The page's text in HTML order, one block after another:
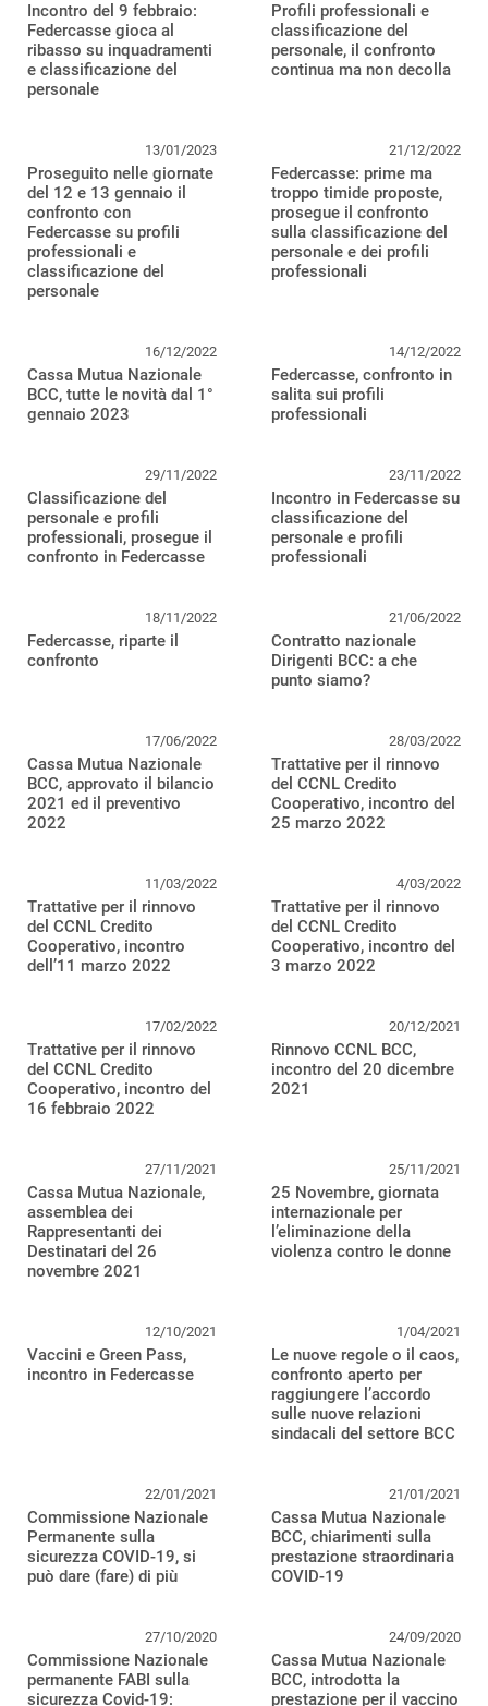
Incontro del 9 febbraio:
Federcasse gioca al
ribasso su inquadramenti
e classificazione del
personale
Profili professionali e
classificazione del
personale, il confronto
continua ma non decolla
13/01/2023
Proseguito nelle giornate
del 12 e 13 gennaio il
confronto con
Federcasse su profili
professionali e
classificazione del
personale
21/12/2022
Federcasse: prime ma
troppo timide proposte,
prosegue il confronto
sulla classificazione del
personale e dei profili
professionali
16/12/2022
Cassa Mutua Nazionale
BCC, tutte le novità dal 1°
gennaio 2023
14/12/2022
Federcasse, confronto in
salita sui profili
professionali
29/11/2022
Classificazione del
personale e profili
professionali, prosegue il
confronto in Federcasse
23/11/2022
Incontro in Federcasse su
classificazione del
personale e profili
professionali
18/11/2022
Federcasse, riparte il
confronto
21/06/2022
Contratto nazionale
Dirigenti BCC: a che
punto siamo?
17/06/2022
Cassa Mutua Nazionale
BCC, approvato il bilancio
2021 ed il preventivo
2022
28/03/2022
Trattative per il rinnovo
del CCNL Credito
Cooperativo, incontro del
25 marzo 2022
11/03/2022
Trattative per il rinnovo
del CCNL Credito
Cooperativo, incontro
dell’11 marzo 2022
4/03/2022
Trattative per il rinnovo
del CCNL Credito
Cooperativo, incontro del
3 marzo 2022
17/02/2022
Trattative per il rinnovo
del CCNL Credito
Cooperativo, incontro del
16 febbraio 2022
20/12/2021
Rinnovo CCNL BCC,
incontro del 20 dicembre
2021
27/11/2021
Cassa Mutua Nazionale,
assemblea dei
Rappresentanti dei
Destinatari del 26
novembre 2021
25/11/2021
25 Novembre, giornata
internazionale per
l’eliminazione della
violenza contro le donne
12/10/2021
Vaccini e Green Pass,
incontro in Federcasse
1/04/2021
Le nuove regole o il caos,
confronto aperto per
raggiungere l’accordo
sulle nuove relazioni
sindacali del settore BCC
22/01/2021
Commissione Nazionale
Permanente sulla
sicurezza COVID-19, si
può dare (fare) di più
21/01/2021
Cassa Mutua Nazionale
BCC, chiarimenti sulla
prestazione straordinaria
COVID-19
27/10/2020
Commissione Nazionale
permanente FABI sulla
sicurezza Covid-19:
24/09/2020
Cassa Mutua Nazionale
BCC, introdotta la
prestazione per il vaccino